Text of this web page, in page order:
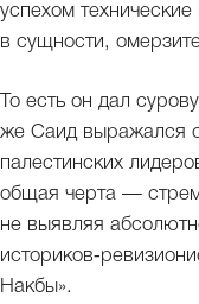
успехом
в сущности,
То есть он дал
же Саид выражался
палестинских
общая черта —
не выявляя
Накбы».